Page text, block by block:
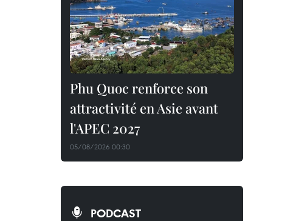
Phu Quoc renforce son
attractivité en Asie avant
l'APEC 2027
05/08/2026 00:30
PODCAST